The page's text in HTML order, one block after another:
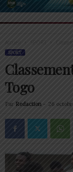
Accueil
SPORT
Togo
Par Redaction - 26